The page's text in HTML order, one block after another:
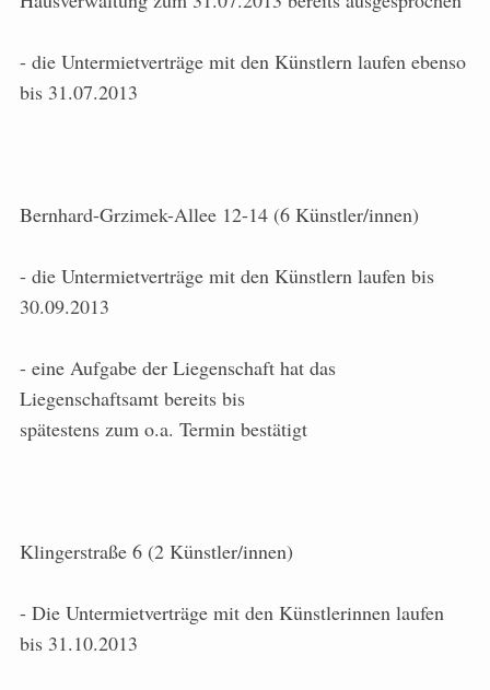
- die Untermietverträge mit den Künstlern laufen ebenso
bis 31.07.2013
Bernhard-Grzimek-Allee 12-14 (6 Künstler/innen)
- die Untermietverträge mit den Künstlern laufen bis
30.09.2013
- eine Aufgabe der Liegenschaft hat das
Liegenschaftsamt bereits bis
spätestens zum o.a. Termin bestätigt
Klingerstraße 6 (2 Künstler/innen)
- Die Untermietverträge mit den Künstlerinnen laufen
bis 31.10.2013